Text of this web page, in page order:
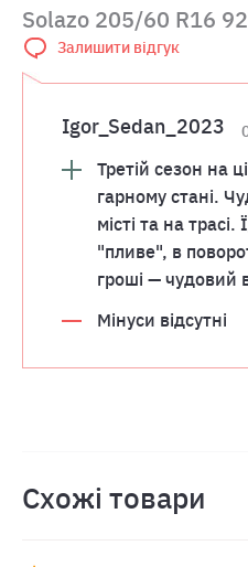
Solazo 205/60 R16
Залишити відгук
Igor_Sedan_2023
Третій сезон на
гарному стані.
місті та на
"пливе", в
гроші — чудовий
Мінуси відсутні
Схожі товари